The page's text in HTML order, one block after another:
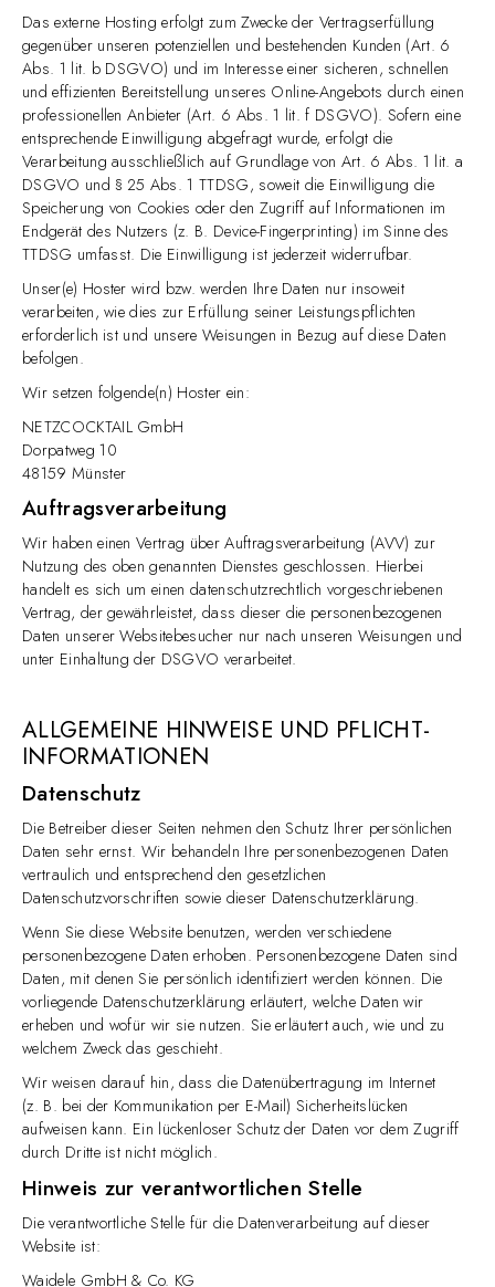
Das externe Hosting erfolgt zum Zwecke der Vertragserfüllung
gegenüber unseren potenziellen und bestehenden Kunden (Art. 6
Abs. 1 lit. b DSGVO) und im Interesse einer sicheren, schnellen
und effizienten Bereitstellung unseres Online-Angebots durch einen
professionellen Anbieter (Art. 6 Abs. 1 lit. f DSGVO). Sofern eine
entsprechende Einwilligung abgefragt wurde, erfolgt die
Verarbeitung ausschließlich auf Grundlage von Art. 6 Abs. 1 lit. a
DSGVO und § 25 Abs. 1 TTDSG, soweit die Einwilligung die
Speicherung von Cookies oder den Zugriff auf Informationen im
Endgerät des Nutzers (z. B. Device-Fingerprinting) im Sinne des
TTDSG umfasst. Die Einwilligung ist jederzeit widerrufbar.
Unser(e) Hoster wird bzw. werden Ihre Daten nur insoweit
verarbeiten, wie dies zur Erfüllung seiner Leistungspflichten
erforderlich ist und unsere Weisungen in Bezug auf diese Daten
befolgen.
Wir setzen folgende(n) Hoster ein:
NETZCOCKTAIL GmbH
Dorpatweg 10
48159 Münster
Auftragsverarbeitung
Wir haben einen Vertrag über Auftragsverarbeitung (AVV) zur
Nutzung des oben genannten Dienstes geschlossen. Hierbei
handelt es sich um einen datenschutzrechtlich vorgeschriebenen
Vertrag, der gewährleistet, dass dieser die personenbezogenen
Daten unserer Websitebesucher nur nach unseren Weisungen und
unter Einhaltung der DSGVO verarbeitet.
ALLGEMEINE HINWEISE UND PFLICHT­
INFORMATIONEN
Datenschutz
Die Betreiber dieser Seiten nehmen den Schutz Ihrer persönlichen
Daten sehr ernst. Wir behandeln Ihre personenbezogenen Daten
vertraulich und entsprechend den gesetzlichen
Datenschutzvorschriften sowie dieser Datenschutzerklärung.
Wenn Sie diese Website benutzen, werden verschiedene
personenbezogene Daten erhoben. Personenbezogene Daten sind
Daten, mit denen Sie persönlich identifiziert werden können. Die
vorliegende Datenschutzerklärung erläutert, welche Daten wir
erheben und wofür wir sie nutzen. Sie erläutert auch, wie und zu
welchem Zweck das geschieht.
Wir weisen darauf hin, dass die Datenübertragung im Internet
(z. B. bei der Kommunikation per E-Mail) Sicherheitslücken
aufweisen kann. Ein lückenloser Schutz der Daten vor dem Zugriff
durch Dritte ist nicht möglich.
Hinweis zur verantwortlichen Stelle
Die verantwortliche Stelle für die Datenverarbeitung auf dieser
Website ist:
Waidele GmbH & Co. KG